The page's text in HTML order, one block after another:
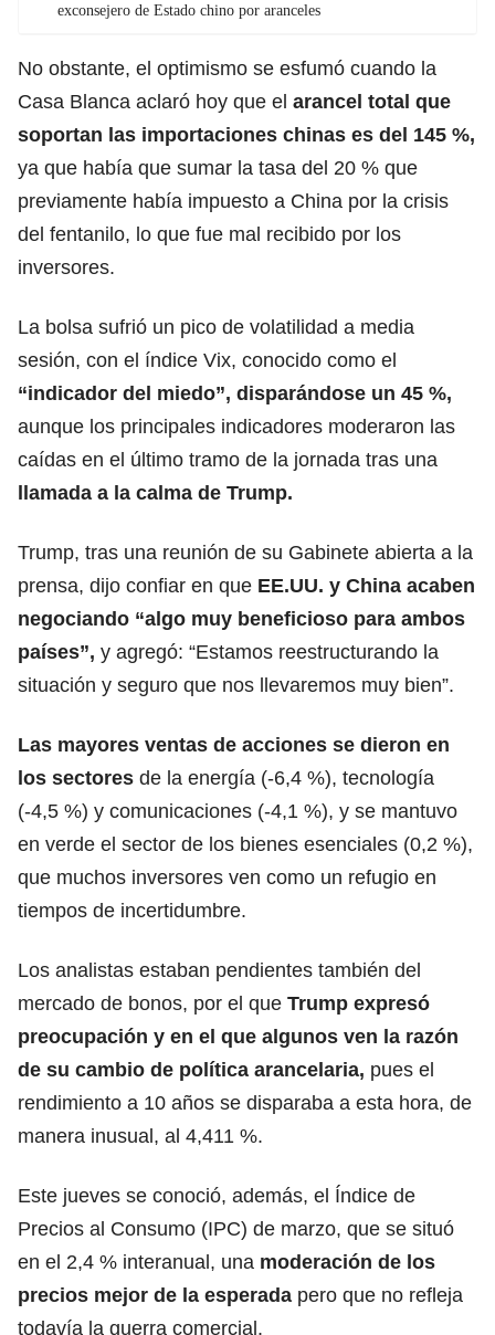
exconsejero de Estado chino por aranceles
No obstante, el optimismo se esfumó cuando la
Casa Blanca aclaró hoy que el arancel total que
soportan las importaciones chinas es del 145 %,
ya que había que sumar la tasa del 20 % que
previamente había impuesto a China por la crisis
del fentanilo, lo que fue mal recibido por los
inversores.
La bolsa sufrió un pico de volatilidad a media
sesión, con el índice Vix, conocido como el
“indicador del miedo”, disparándose un 45 %,
aunque los principales indicadores moderaron las
caídas en el último tramo de la jornada tras una
llamada a la calma de Trump.
Trump, tras una reunión de su Gabinete abierta a la
prensa, dijo confiar en que EE.UU. y China acaben
negociando “algo muy beneficioso para ambos
países”, y agregó: “Estamos reestructurando la
situación y seguro que nos llevaremos muy bien”.
Las mayores ventas de acciones se dieron en
los sectores de la energía (-6,4 %), tecnología
(-4,5 %) y comunicaciones (-4,1 %), y se mantuvo
en verde el sector de los bienes esenciales (0,2 %),
que muchos inversores ven como un refugio en
tiempos de incertidumbre.
Los analistas estaban pendientes también del
mercado de bonos, por el que Trump expresó
preocupación y en el que algunos ven la razón
de su cambio de política arancelaria, pues el
rendimiento a 10 años se disparaba a esta hora, de
manera inusual, al 4,411 %.
Este jueves se conoció, además, el Índice de
Precios al Consumo (IPC) de marzo, que se situó
en el 2,4 % interanual, una moderación de los
precios mejor de la esperada pero que no refleja
todavía la guerra comercial.